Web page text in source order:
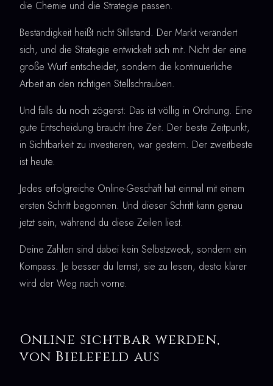
die Chemie und die Strategie passen.
Beständigkeit heißt nicht Stillstand. Der Markt verändert
sich, und die Strategie entwickelt sich mit. Nicht der eine
große Wurf entscheidet, sondern die kontinuierliche
Arbeit an den richtigen Stellschrauben.
Und falls du noch zögerst: Das ist völlig in Ordnung. Eine
gute Entscheidung braucht ihre Zeit. Der beste Zeitpunkt,
in Sichtbarkeit zu investieren, war gestern. Der zweitbeste
ist heute.
Jedes erfolgreiche Online-Geschäft hat einmal mit einem
ersten Schritt begonnen. Und dieser Schritt kann genau
jetzt sein, während du diese Zeilen liest.
Deine Zahlen sind dabei kein Selbstzweck, sondern ein
Kompass. Je besser du lernst, sie zu lesen, desto klarer
wird der Weg nach vorne.
Online sichtbar werden,
von Bielefeld aus